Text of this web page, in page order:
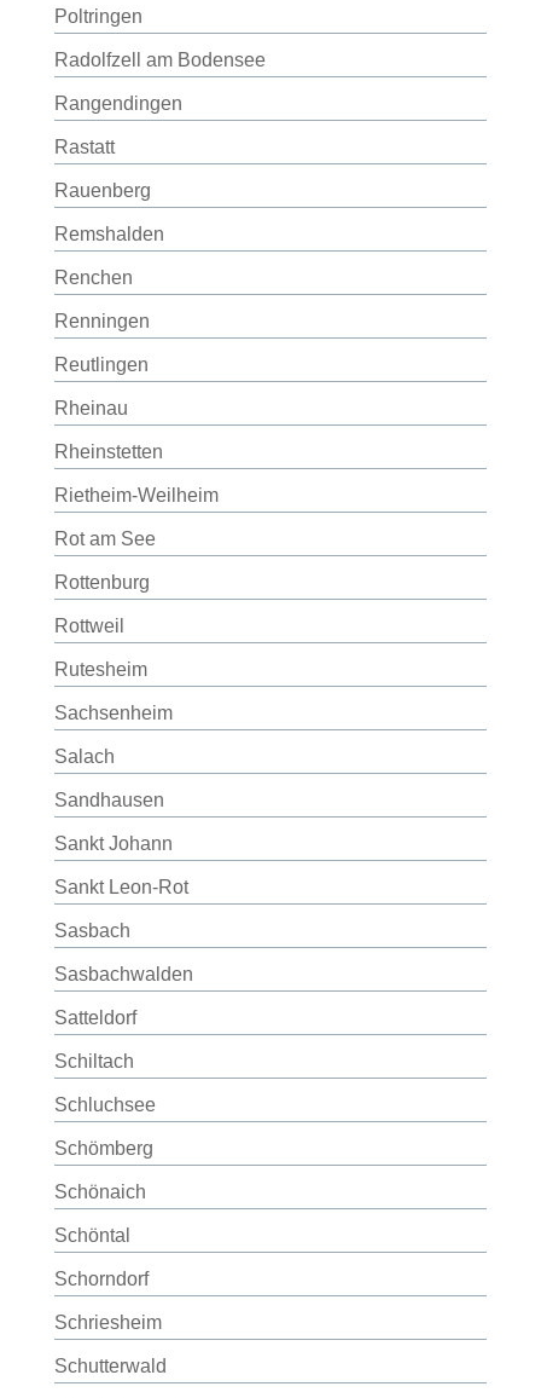
Poltringen
Radolfzell am Bodensee
Rangendingen
Rastatt
Rauenberg
Remshalden
Renchen
Renningen
Reutlingen
Rheinau
Rheinstetten
Rietheim-Weilheim
Rot am See
Rottenburg
Rottweil
Rutesheim
Sachsenheim
Salach
Sandhausen
Sankt Johann
Sankt Leon-Rot
Sasbach
Sasbachwalden
Satteldorf
Schiltach
Schluchsee
Schömberg
Schönaich
Schöntal
Schorndorf
Schriesheim
Schutterwald